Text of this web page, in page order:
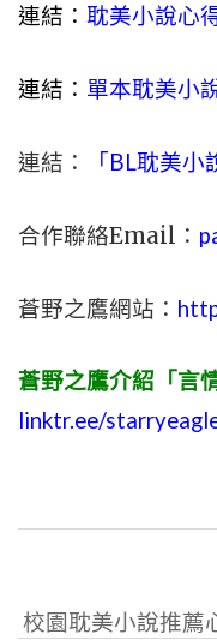
連結： 耽美小說心
連結： 單本耽美小
連結： 「BL耽美
合作聯絡Email：
蒼野之鷹網站：
蒼野之鷹介紹「言
linktr.ee/
校園耽美小說推薦